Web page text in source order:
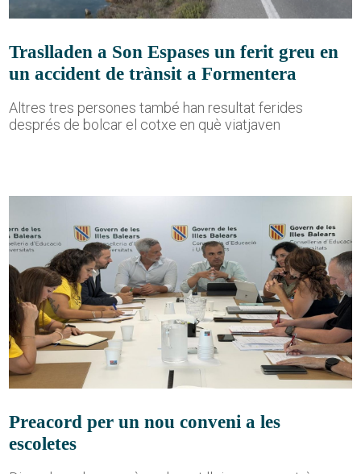
Traslladen a Son Espases un ferit greu en
un accident de trànsit a Formentera
Altres tres persones també han resultat ferides
després de bolcar el cotxe en què viatjaven
Preacord per un nou conveni a les
escoletes